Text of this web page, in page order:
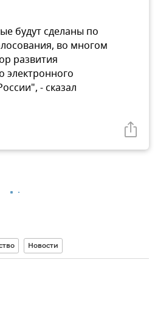
будут сделаны по
во многом
развития
электронного
- сказал
Новости